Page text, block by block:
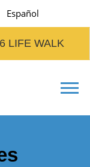
Español
LIFE WALK